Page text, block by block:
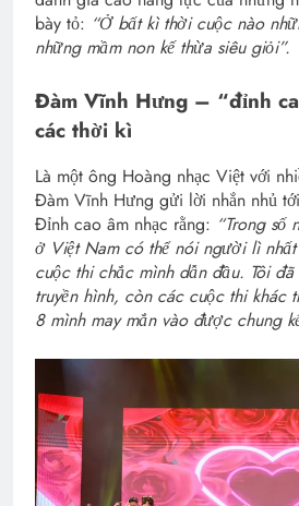
bày tỏ: “Ở bất kì thời cuộc nào
những mầm non kế thừa siêu giỏi”.
Đàm Vĩnh Hưng – “đỉnh
các thời kì
Là một ông Hoàng nhạc Việt với
Đàm Vĩnh Hưng gửi lời nhắn nhủ
Đỉnh cao âm nhạc rằng: “Trong số
ở Việt Nam có thể nói người lì
cuộc thi chắc mình dẫn đầu. Tôi
truyền hình, còn các cuộc thi khác
8 mình may mắn vào được chung